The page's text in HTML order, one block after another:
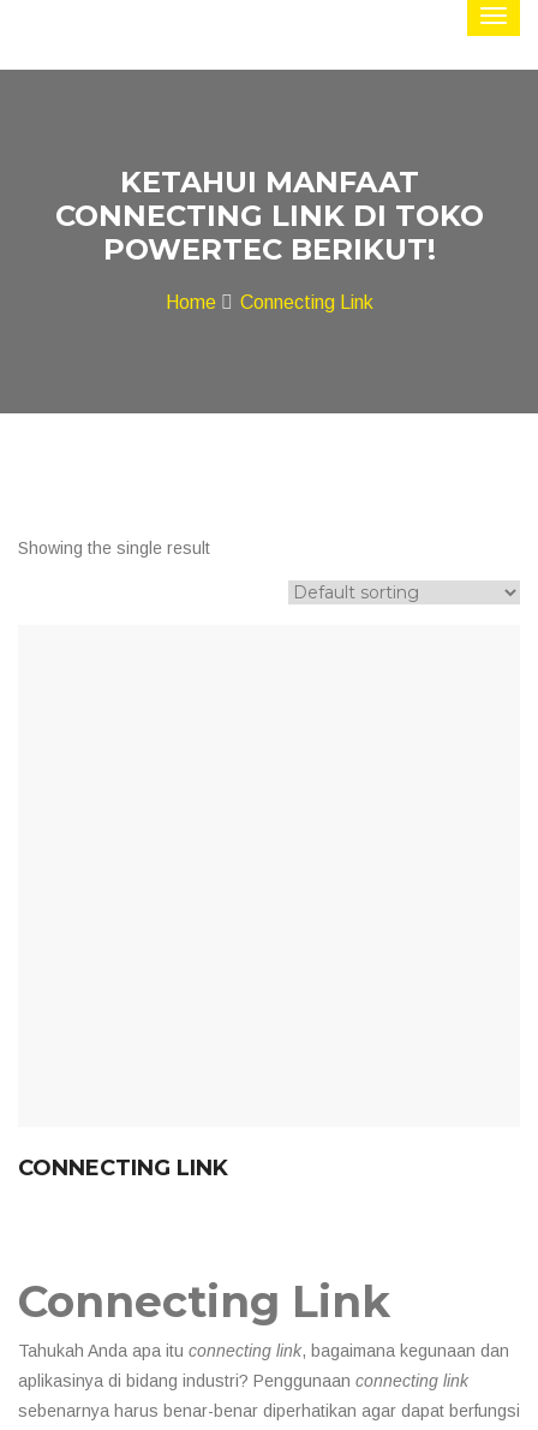
KETAHUI MANFAAT
CONNECTING LINK DI TOKO
POWERTEC BERIKUT!
Home Connecting Link
Showing the single result
CONNECTING LINK
Connecting Link
Tahukah Anda apa itu connecting link, bagaimana kegunaan dan
aplikasinya di bidang industri? Penggunaan connecting link
sebenarnya harus benar-benar diperhatikan agar dapat berfungsi